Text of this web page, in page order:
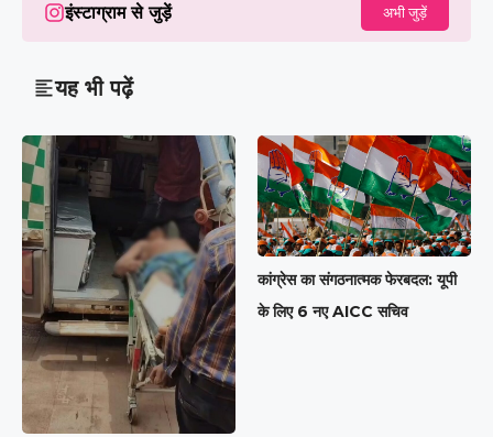
इंस्टाग्राम से जुड़ें अभी जुड़ें
यह भी पढ़ें
कांग्रेस का संगठनात्मक फेरबदल: यूपी
के लिए 6 नए AICC सचिव